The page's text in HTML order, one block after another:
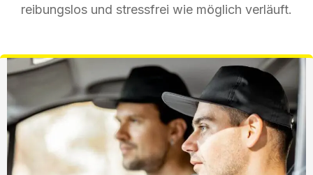
reibungslos und stressfrei wie möglich verläuft.